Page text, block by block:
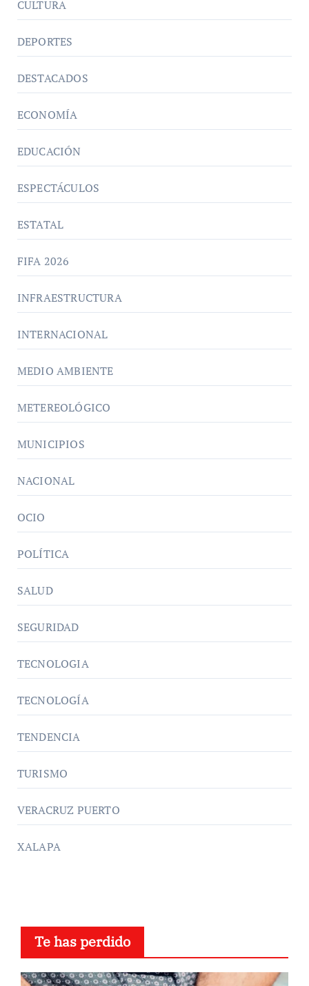
CULTURA
DEPORTES
DESTACADOS
ECONOMÍA
EDUCACIÓN
ESPECTÁCULOS
ESTATAL
FIFA 2026
INFRAESTRUCTURA
INTERNACIONAL
MEDIO AMBIENTE
METEREOLÓGICO
MUNICIPIOS
NACIONAL
OCIO
POLÍTICA
SALUD
SEGURIDAD
TECNOLOGIA
TECNOLOGÍA
TENDENCIA
TURISMO
VERACRUZ PUERTO
XALAPA
Te has perdido